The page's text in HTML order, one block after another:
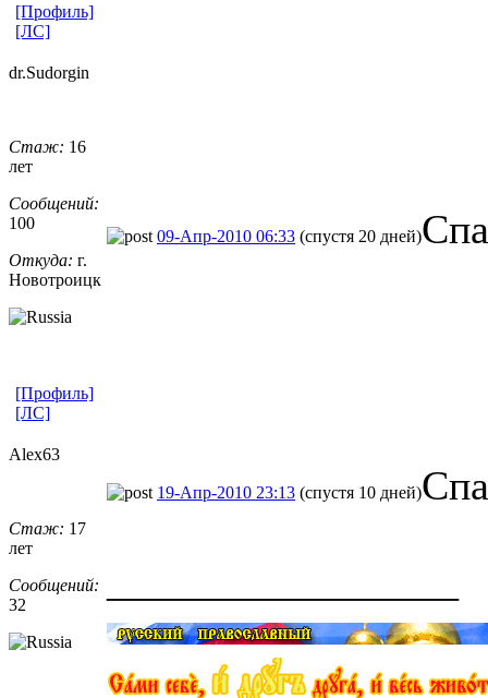
[Профиль]
[ЛС]
dr.Sudorgin
Стаж: 16
лет
Сообщений:
100
Откуда: г.
Новотроицк
09-Апр-2010 06:33 (спустя 20 дней)
[Профиль]
[ЛС]
Alex63
Стаж: 17
лет
Сообщений:
32
19-Апр-2010 23:13 (спустя 10 дней)